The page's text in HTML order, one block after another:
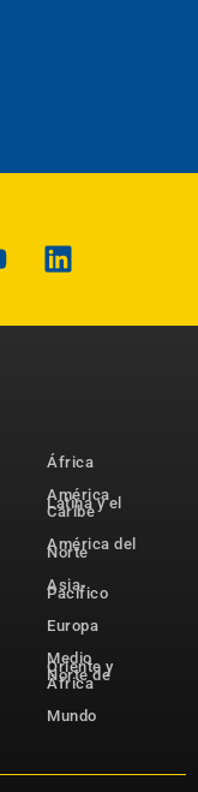
África
América
Latina y el
Caribe
América del
Norte
Asia-
Pacífico
Europa
Medio
Oriente y
Norte de
África
Mundo